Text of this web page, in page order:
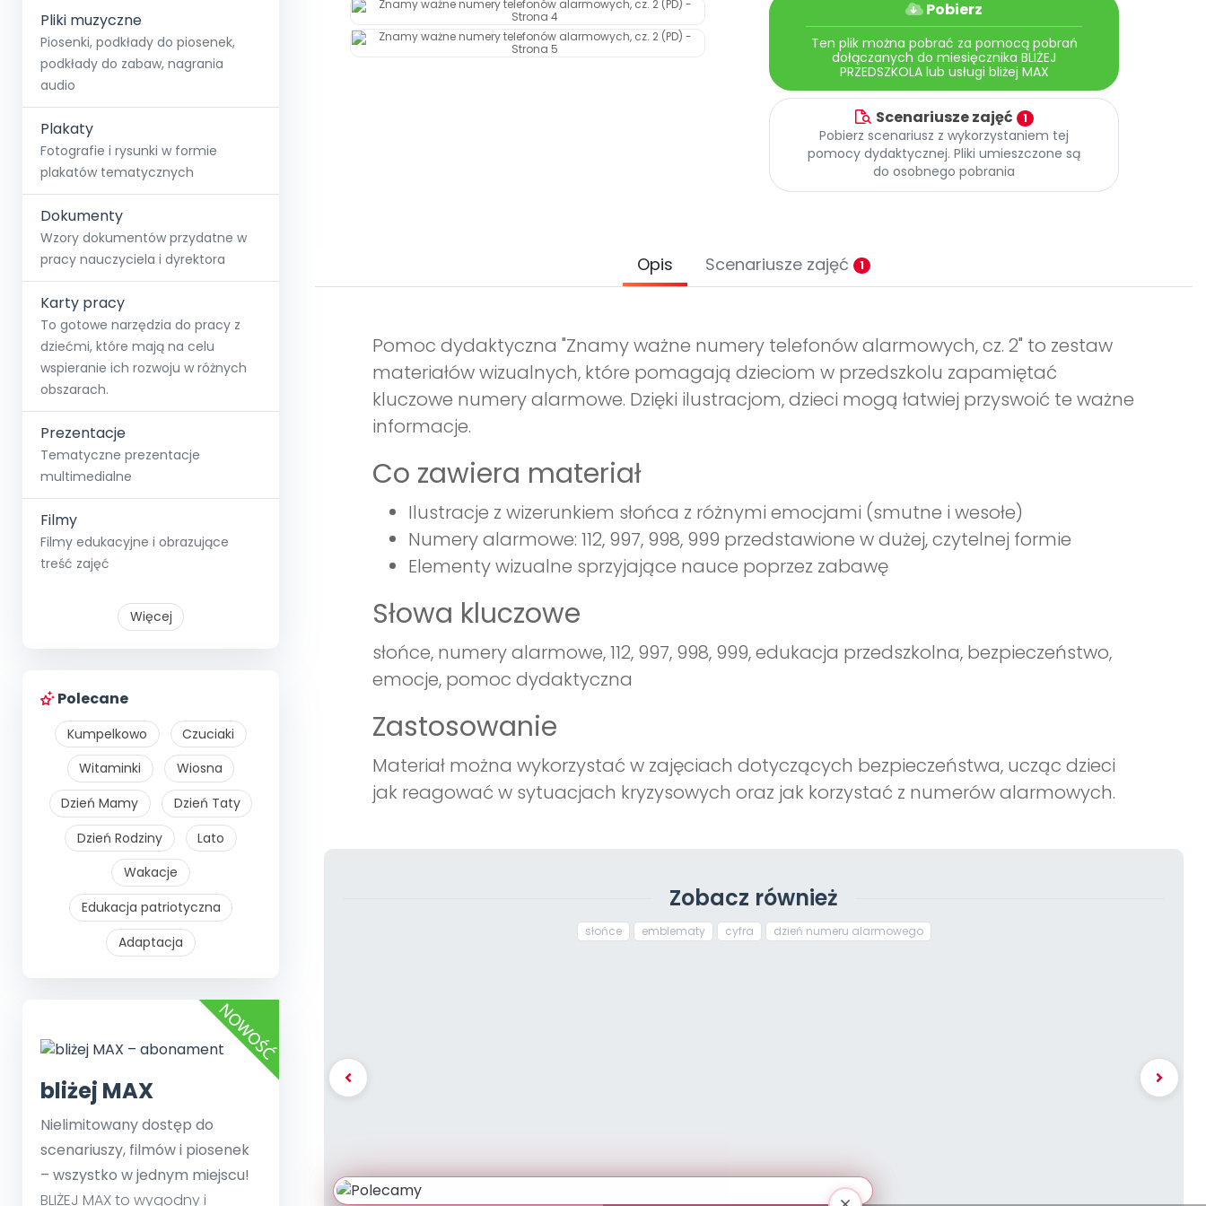
Pliki muzyczne
Piosenki, podkłady do piosenek,
podkłady do zabaw, nagrania
audio
Plakaty
Fotografie i rysunki w formie
plakatów tematycznych
Dokumenty
Wzory dokumentów przydatne w
pracy nauczyciela i dyrektora
Karty pracy
To gotowe narzędzia do pracy z
dziećmi, które mają na celu
wspieranie ich rozwoju w różnych
obszarach.
Prezentacje
Tematyczne prezentacje
multimedialne
Filmy
Filmy edukacyjne i obrazujące
treść zajęć
Więcej
Polecane
Kumpelkowo
Czuciaki
Witaminki
Wiosna
Dzień Mamy
Dzień Taty
Dzień Rodziny
Lato
Wakacje
Edukacja patriotyczna
Adaptacja
bliżej MAX
Nielimitowany dostęp do
scenariuszy, filmów i piosenek
– wszystko w jednym miejscu!
BLIŻEJ MAX to wygodny i
Pobierz
Ten plik można pobrać za pomocą pobrań
dołączanych do miesięcznika BLIŻEJ
PRZEDSZKOLA lub usługi bliżej MAX
Scenariusze zajęć 1
Pobierz scenariusz z wykorzystaniem tej
pomocy dydaktycznej. Pliki umieszczone są
do osobnego pobrania
Opis Scenariusze zajęć 1
Pomoc dydaktyczna "Znamy ważne numery telefonów alarmowych, cz. 2" to zestaw
materiałów wizualnych, które pomagają dzieciom w przedszkolu zapamiętać
kluczowe numery alarmowe. Dzięki ilustracjom, dzieci mogą łatwiej przyswoić te ważne
informacje.
Co zawiera materiał
Ilustracje z wizerunkiem słońca z różnymi emocjami (smutne i wesołe)
Numery alarmowe: 112, 997, 998, 999 przedstawione w dużej, czytelnej formie
Elementy wizualne sprzyjające nauce poprzez zabawę
Słowa kluczowe
słońce, numery alarmowe, 112, 997, 998, 999, edukacja przedszkolna, bezpieczeństwo,
emocje, pomoc dydaktyczna
Zastosowanie
Materiał można wykorzystać w zajęciach dotyczących bezpieczeństwa, ucząc dzieci
jak reagować w sytuacjach kryzysowych oraz jak korzystać z numerów alarmowych.
Zobacz również
słońce emblematy cyfra dzień numeru alarmowego